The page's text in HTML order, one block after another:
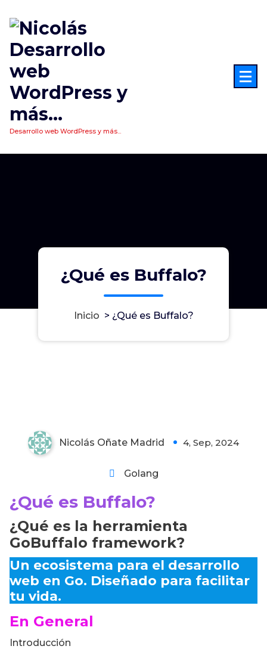
contenido
Desarrollo web WordPress y más...
¿Qué es Buffalo?
Inicio > ¿Qué es Buffalo?
1
Nicolás Oñate Madrid 4, Sep, 2024
Golang
¿Qué es Buffalo?
¿Qué es la herramienta
GoBuffalo framework?
Un ecosistema para el desarrollo
web en Go. Diseñado para facilitar
tu vida.
En General
Introducción